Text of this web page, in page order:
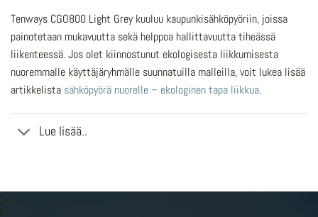
Tenways CGO800 Light Grey kuuluu kaupunkisähköpyöriin, joissa
painotetaan mukavuutta sekä helppoa hallittavuutta tiheässä
liikenteessä. Jos olet kiinnostunut ekologisesta liikkumisesta
nuoremmalle käyttäjäryhmälle suunnatuilla malleilla, voit lukea lisää
artikkelista sähköpyörä nuorelle – ekologinen tapa liikkua.
Lue lisää..